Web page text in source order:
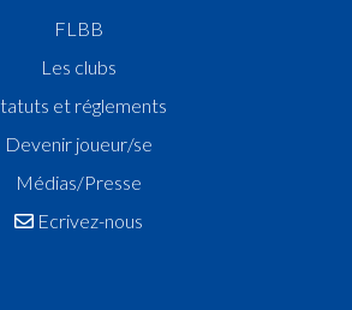
FLBB
Les clubs
et réglements
Devenir joueur/se
Médias/Presse
Ecrivez-nous